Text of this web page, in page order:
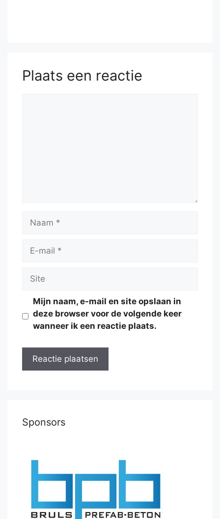
Plaats een reactie
Naam
Site
Mijn naam, e-mail en site opslaan in
deze browser voor de volgende keer
wanneer ik een reactie plaats.
Sponsors